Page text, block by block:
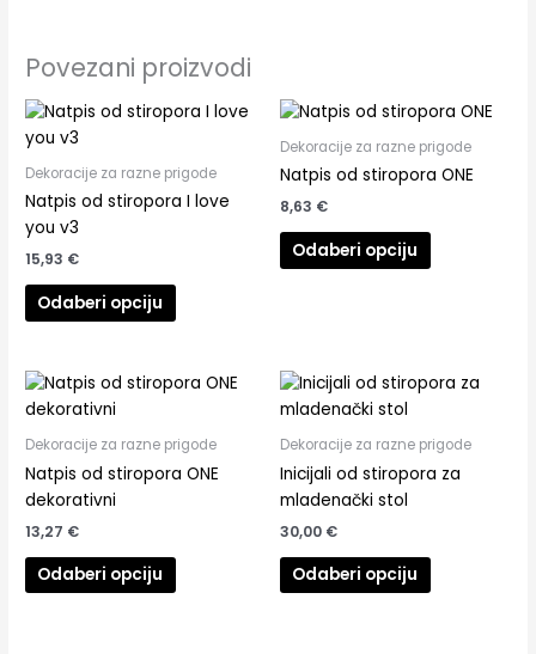
Povezani proizvodi
Dekoracije za razne prigode
Natpis od stiropora I love
you v3
15,93 €
Odaberi opciju
Dekoracije za razne prigode
Natpis od stiropora ONE
8,63 €
Odaberi opciju
Dekoracije za razne prigode
Natpis od stiropora ONE
dekorativni
13,27 €
Odaberi opciju
Dekoracije za razne prigode
Inicijali od stiropora za
mladenački stol
30,00 €
Odaberi opciju